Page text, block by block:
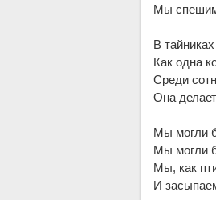
Мы спешим
В
Как одна
Среди
Она
Мы могли
Мы могли
Мы, как
И